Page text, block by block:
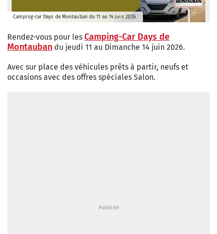
Camping-car Days de Montauban du 11 au 14 juin 2026
Rendez-vous pour les Camping-Car Days de
Montauban du jeudi 11 au Dimanche 14 juin 2026.
Avec sur place des véhicules prêts à partir, neufs et
occasions avec des offres spéciales Salon.